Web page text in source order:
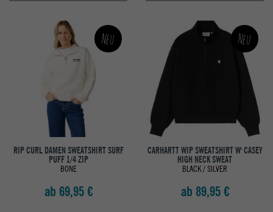
Neu
RIP CURL DAMEN SWEATSHIRT SURF
PUFF 1/4 ZIP
BONE
ab 69,95 €
Neu
CARHARTT WIP SWEATSHIRT W' CASEY
HIGH NECK SWEAT
BLACK / SILVER
ab 89,95 €